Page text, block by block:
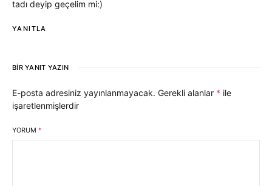
tadı deyip geçelim mi:)
YANITLA
BIR YANIT YAZIN
E-posta adresiniz yayınlanmayacak. Gerekli alanlar * ile
işaretlenmişlerdir
YORUM *